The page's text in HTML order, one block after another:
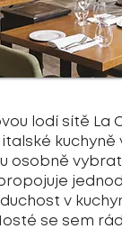
lodí sítě La
kuchyně
osobně
v
se sem